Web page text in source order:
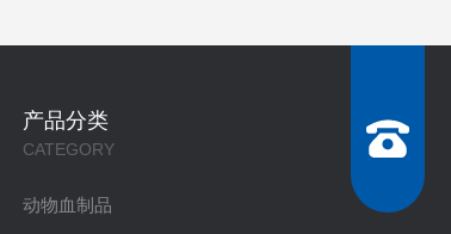
产品分类
CATEGORY
动物血制品